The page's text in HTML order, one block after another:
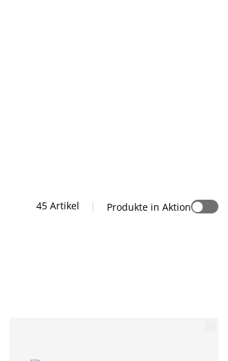
45 Artikel | Produkte in Aktion